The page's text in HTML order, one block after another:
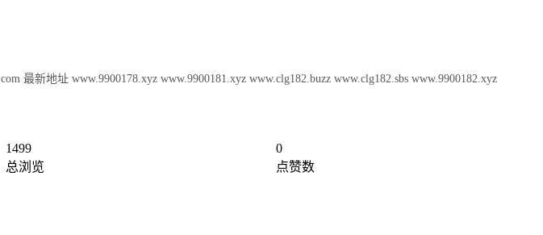
新地址 www.9900178.xyz www.9900181.xyz www.clg182.buzz www.clg182.sbs www.9900182.xyz
1499
总浏览
0
点赞数